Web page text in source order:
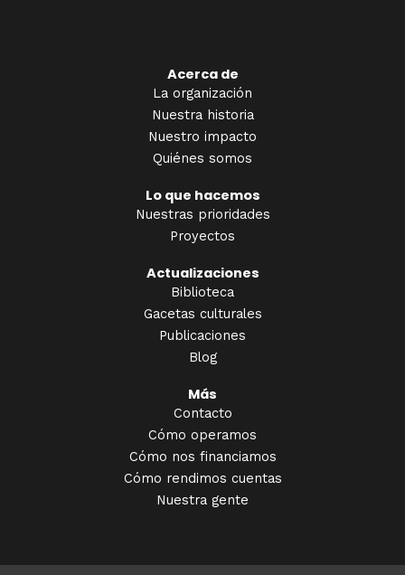
Acerca de
La organización
Nuestra historia
Nuestro impacto
Quiénes somos
Lo que hacemos
Nuestras prioridades
Proyectos
Actualizaciones
Biblioteca
Gacetas culturales
Publicaciones
Blog
Más
Contacto
Cómo operamos
Cómo nos financiamos
Cómo rendimos cuentas
Nuestra gente